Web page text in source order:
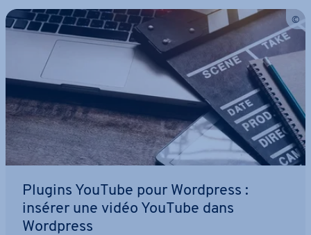
Plugins YouTube pour Wordpress :
insérer une vidéo YouTube dans
Wordpress